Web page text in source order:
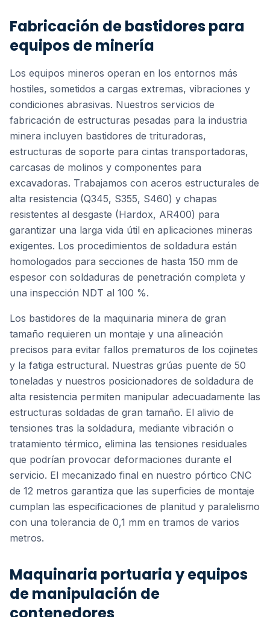
Fabricación de bastidores para
equipos de minería
Los equipos mineros operan en los entornos más
hostiles, sometidos a cargas extremas, vibraciones y
condiciones abrasivas. Nuestros servicios de
fabricación de estructuras pesadas para la industria
minera incluyen bastidores de trituradoras,
estructuras de soporte para cintas transportadoras,
carcasas de molinos y componentes para
excavadoras. Trabajamos con aceros estructurales de
alta resistencia (Q345, S355, S460) y chapas
resistentes al desgaste (Hardox, AR400) para
garantizar una larga vida útil en aplicaciones mineras
exigentes. Los procedimientos de soldadura están
homologados para secciones de hasta 150 mm de
espesor con soldaduras de penetración completa y
una inspección NDT al 100 %.
Los bastidores de la maquinaria minera de gran
tamaño requieren un montaje y una alineación
precisos para evitar fallos prematuros de los cojinetes
y la fatiga estructural. Nuestras grúas puente de 50
toneladas y nuestros posicionadores de soldadura de
alta resistencia permiten manipular adecuadamente las
estructuras soldadas de gran tamaño. El alivio de
tensiones tras la soldadura, mediante vibración o
tratamiento térmico, elimina las tensiones residuales
que podrían provocar deformaciones durante el
servicio. El mecanizado final en nuestro pórtico CNC
de 12 metros garantiza que las superficies de montaje
cumplan las especificaciones de planitud y paralelismo
con una tolerancia de 0,1 mm en tramos de varios
metros.
Maquinaria portuaria y equipos
de manipulación de